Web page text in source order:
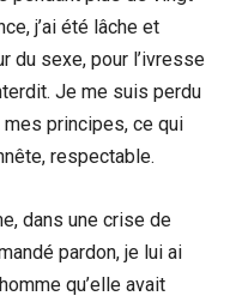
j’ai été lâche et
du sexe, pour l’ivresse
Je me suis perdu
mes principes, ce qui
respectable.
dans une crise de
pardon, je lui ai
qu’elle avait